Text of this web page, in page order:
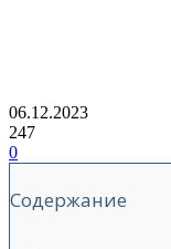
06.12.2023
247
0
Содержание